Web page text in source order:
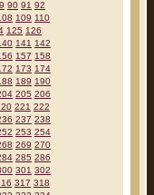
90 91 92
109 110
125 126
141 142
157 158
173 174
189 190
205 206
221 222
237 238
253 254
269 270
285 286
301 302
317 318